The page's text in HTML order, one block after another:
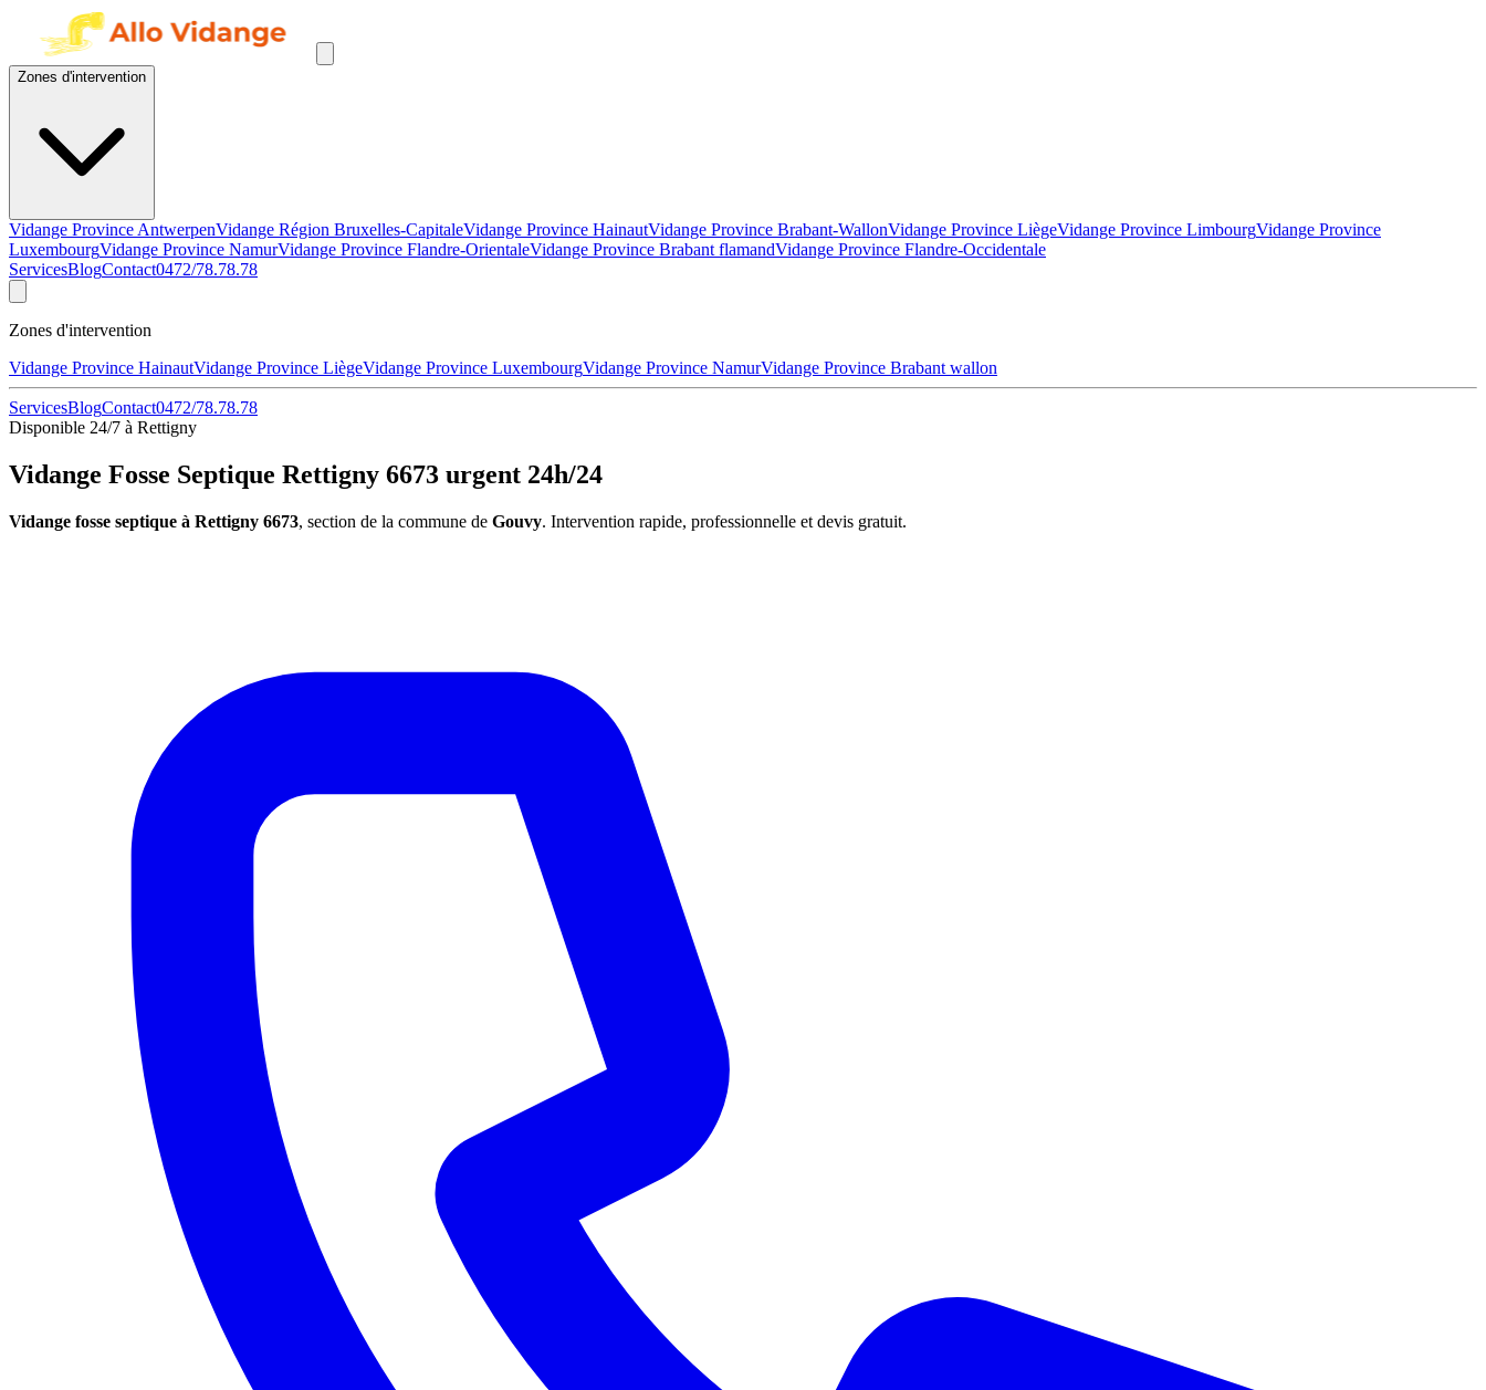
Zones d'intervention
Vidange Province AntwerpenVidange Région Bruxelles-CapitaleVidange Province HainautVidange Province Brabant-WallonVidange Province LiègeVidange Province LimbourgVidange Province
LuxembourgVidange Province NamurVidange Province Flandre-OrientaleVidange Province Brabant flamandVidange Province Flandre-Occidentale
ServicesBlogContact0472/78.78.78
Zones d'intervention
Vidange Province HainautVidange Province LiègeVidange Province LuxembourgVidange Province NamurVidange Province Brabant wallon
ServicesBlogContact0472/78.78.78
Disponible 24/7 à Rettigny
Vidange Fosse Septique Rettigny 6673 urgent 24h/24
Vidange fosse septique à Rettigny 6673, section de la commune de Gouvy. Intervention rapide, professionnelle et devis gratuit.